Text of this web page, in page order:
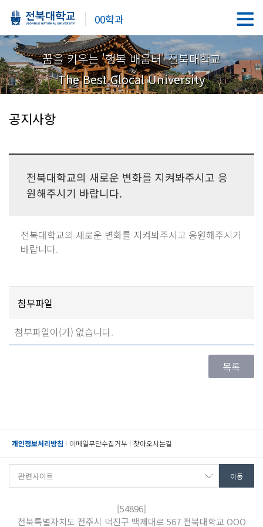
00학과
꿈을 키우는 '행복 배움터' 전북대학교
The Best Glocal University
공지사항
전북대학교의 새로운 변화를 지켜봐주시고 응
원해주시기 바랍니다.
전북대학교의 새로운 변화를 지켜봐주시고 응원해주시기
바랍니다.
첨부파일
첨부파일이(가) 없습니다.
개인정보처리방침 이메일무단수집거부 찾아오시는길
[54896]
전북특별자치도 전주시 덕진구 백제대로 567 전북대학교 OOO